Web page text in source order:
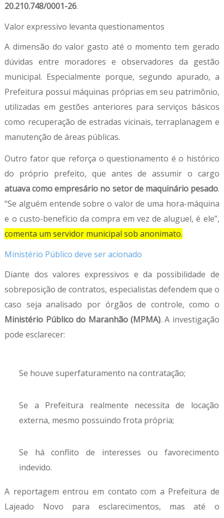
20.210.748/0001-26.
Valor expressivo levanta questionamentos
A dimensão do valor gasto até o momento tem gerado
dúvidas entre moradores e observadores da gestão
municipal. Especialmente porque, segundo apurado, a
Prefeitura possui máquinas próprias em seu patrimônio,
utilizadas em gestões anteriores para serviços básicos
como recuperação de estradas vicinais, terraplanagem e
manutenção de áreas públicas.
Outro fator que reforça o questionamento é o histórico
do próprio prefeito, que antes de assumir o cargo
atuava como empresário no setor de maquinário pesado.
“Se alguém entende sobre o valor de uma hora-máquina
e o custo-benefício da compra em vez de aluguel, é ele”,
comenta um servidor municipal sob anonimato.
Ministério Público deve ser acionado
Diante dos valores expressivos e da possibilidade de
sobreposição de contratos, especialistas defendem que o
caso seja analisado por órgãos de controle, como o
Ministério Público do Maranhão (MPMA). A investigação
pode esclarecer:
Se houve superfaturamento na contratação;
Se a Prefeitura realmente necessita de locação
externa, mesmo possuindo frota própria;
Se há conflito de interesses ou favorecimento
indevido.
A reportagem entrou em contato com a Prefeitura de
Lajeado Novo para esclarecimentos, mas até o